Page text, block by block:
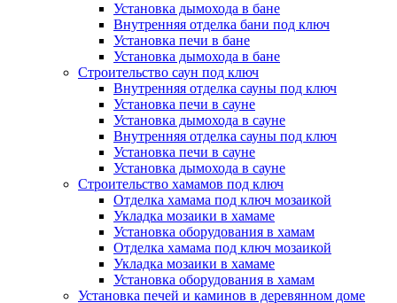
Установка дымохода в бане
Внутренняя отделка бани под ключ
Установка печи в бане
Установка дымохода в бане
Строительство саун под ключ
Внутренняя отделка сауны под ключ
Установка печи в сауне
Установка дымохода в сауне
Внутренняя отделка сауны под ключ
Установка печи в сауне
Установка дымохода в сауне
Строительство хамамов под ключ
Отделка хамама под ключ мозаикой
Укладка мозаики в хамаме
Установка оборудования в хамам
Отделка хамама под ключ мозаикой
Укладка мозаики в хамаме
Установка оборудования в хамам
Установка печей и каминов в деревянном доме